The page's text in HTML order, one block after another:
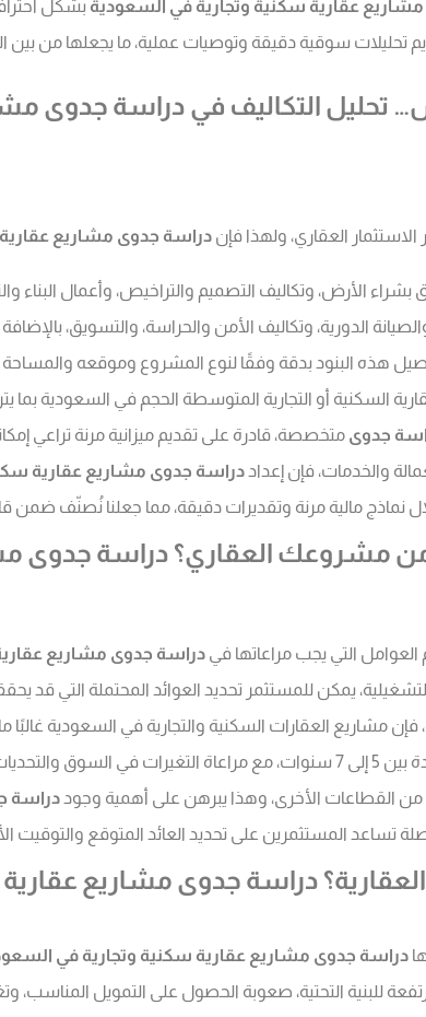
عقارية سكنية وتجارية في السعودية بشكل
تحليلات سوقية دقيقة وتوصيات عملية، ما يجعلها من بين
تحليل التكاليف في دراسة جدوى
الاستثمار العقاري، ولهذا فإن دراسة جدوى مشاريع
بشراء الأرض، وتكاليف التصميم والتراخيص، وأعمال البناء
الدورية، وتكاليف الأمن والحراسة، والتسويق،
هذه البنود بدقة وفقًا لنوع المشروع وموقعه والمساحة
الحجم في السعودية بما يتراوح بين 5 إلى 15 مليون ريال سعودي، وذلك بحسب المدينة المختارة ونوع البناء والمواصفات
جدوى متخصصة، قادرة على تقديم ميزانية مرنة تراعي
والخدمات، فإن إعداد دراسة جدوى مشاريع عقارية
نماذج مالية مرنة وتقديرات دقيقة، مما جعلنا نُصنّف ضمن
من مشروعك العقاري؟ دراسة جدوى
دراسة جدوى مشاريع
يمكن للمستثمر تحديد العوائد المحتملة التي قد
، فإن مشاريع العقارات السكنية والتجارية في السعودية غالبًا ما تحقق عوائد تتراوح بين 12% إلى 18% سنويًّا
المحتملة.
من القطاعات الأخرى، وهذا يبرهن على أهمية وجود دراسة
تساعد المستثمرين على تحديد العائد المتوقع والتوقيت
دراسة جدوى مشاريع
دراسة جدوى مشاريع عقارية سكنية وتجارية في
للبنية التحتية، صعوبة الحصول على التمويل